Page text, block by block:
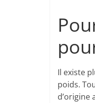
Il existe
poids.
d’origine